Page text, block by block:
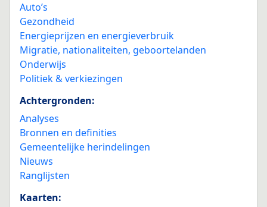
Auto’s
Gezondheid
Energieprijzen en energieverbruik
Migratie, nationaliteiten, geboortelanden
Onderwijs
Politiek & verkiezingen
Achtergronden:
Analyses
Bronnen en definities
Gemeentelijke herindelingen
Nieuws
Ranglijsten
Kaarten: